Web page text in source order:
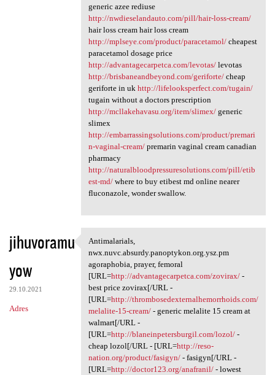
generic azee rediuse
http://nwdieselandauto.com/pill/hair-loss-cream/
hair loss cream hair loss cream
http://mplseye.com/product/paracetamol/cheapest
paracetamol dosage price
http://advantagecarpetca.com/levotas/levotas
http://brisbaneandbeyond.com/geriforte/cheap
geriforte in uk http://lifelooksperfect.com/tugain/
tugain without a doctors prescription
http://mcllakehavasu.org/item/slimex/generic
slimex
http://embarrassingsolutions.com/product/premari
n-vaginal-cream/premarin vaginal cream canadian
pharmacy
http://naturalbloodpressuresolutions.com/pill/etib
est-md/where to buy etibest md online nearer
fluconazole, wonder swallow.
jihuvoramu
yow
29.10.2021
Adres
Antimalarials, nwx.nuvc
Antimalarials,
nwx.nuvc.absurdy.panoptykon.org.ysz.pm
agoraphobia, prayer, femoral
[URL=http://advantagecarpetca.com/zovirax/-
best price zovirax[/URL -
[URL=http://thrombosedexternalhemorrhoids.com/
melalite-15-cream/- generic melalite 15 cream at
walmart[/URL -
[URL=http://blaneinpetersburgil.com/lozol/-
cheap lozol[/URL - [URL=http://reso-
nation.org/product/fasigyn/- fasigyn[/URL -
[URL=http://doctor123.org/anafranil/- lowest